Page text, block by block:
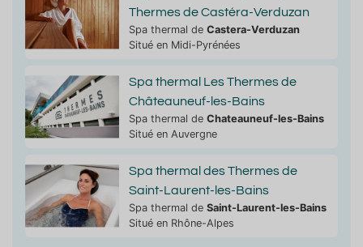
Thermes de Castéra-Verduzan
Spa thermal de Castera-Verduzan
Situé en Midi-Pyrénées
Spa thermal Les Thermes de
Châteauneuf-les-Bains
Spa thermal de Chateauneuf-les-Bains
Situé en Auvergne
Spa thermal des Thermes de
Saint-Laurent-les-Bains
Spa thermal de Saint-Laurent-les-Bains
Situé en Rhône-Alpes